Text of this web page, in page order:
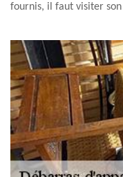
fournis, il faut visiter